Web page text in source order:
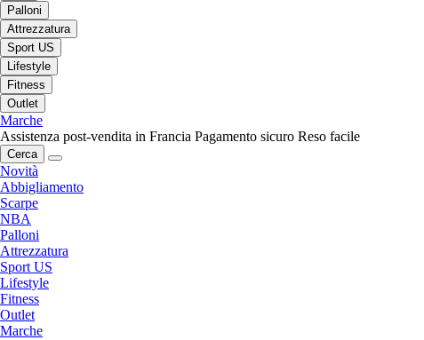
Palloni
Attrezzatura
Sport US
Lifestyle
Fitness
Outlet
Marche
Assistenza post-vendita in Francia Pagamento sicuro Reso facile
Cerca
Novità
Abbigliamento
Scarpe
NBA
Palloni
Attrezzatura
Sport US
Lifestyle
Fitness
Outlet
Marche